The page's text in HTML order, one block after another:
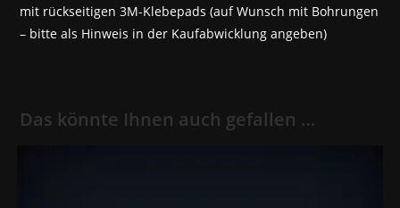
mit rückseitigen 3M-Klebepads (auf Wunsch mit Bohrungen
– bitte als Hinweis in der Kaufabwicklung angeben)
Das könnte Ihnen auch gefallen …